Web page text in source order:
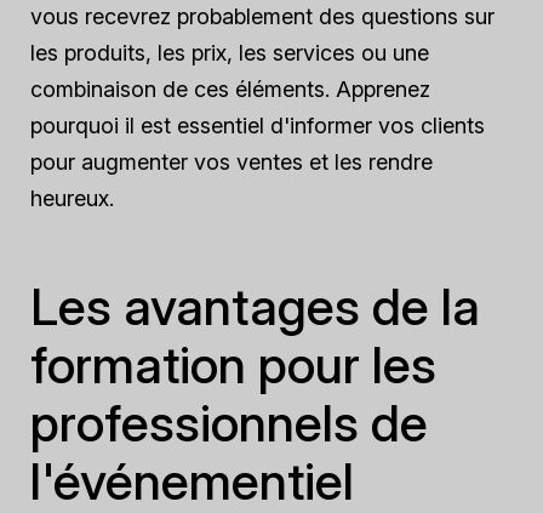
vous recevrez probablement des questions sur
les produits, les prix, les services ou une
combinaison de ces éléments. Apprenez
pourquoi il est essentiel d'informer vos clients
pour augmenter vos ventes et les rendre
heureux.
Les avantages de la
formation pour les
professionnels de
l'événementiel